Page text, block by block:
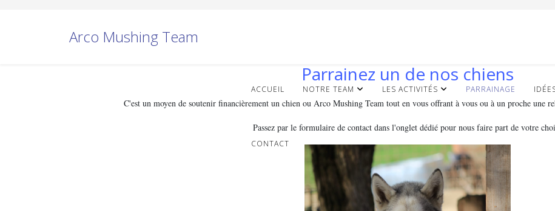
Arco Mushing Team
ACCUEIL NOTRE TEAM LES ACTIVITÉS PARRAINAGE
CONTACT
Parrainez un de nos chiens
C'est un moyen de soutenir financièrement un chien ou Arco Mushing Team tout en vous offrant à vous ou à un proche une
Passez par le formulaire de contact dans l'onglet dédié pour nous faire part de votre